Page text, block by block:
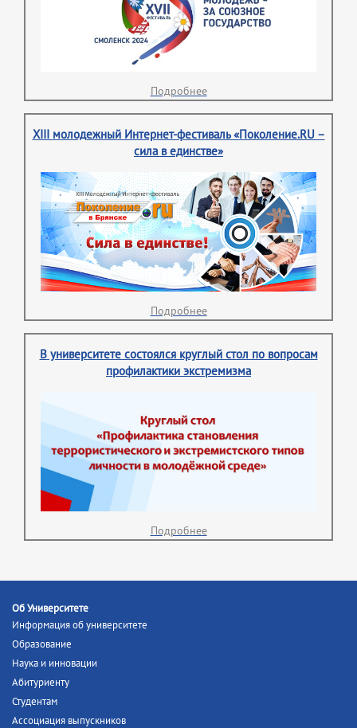
Подробнее
XIII молодежный Интернет-фестиваль «Поколение.RU –
сила в единстве»
Подробнее
В университете состоялся круглый стол по вопросам
профилактики экстремизма
Подробнее
Об Университете
Информация об университете
Образование
Наука и инновации
Абитуриенту
Студентам
Ассоциация выпускников